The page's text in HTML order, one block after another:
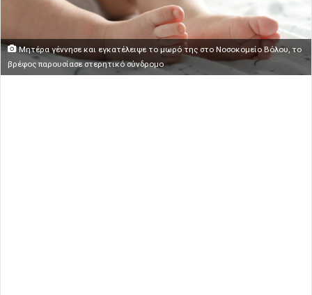
Μητέρα γέννησε και εγκατέλειψε το μωρό της στο Νοσοκομείο Βόλου, το
βρέφος παρουσίασε στερητικό σύνδρομο